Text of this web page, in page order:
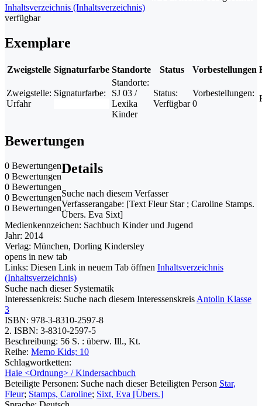
Inhaltsverzeichnis (Inhaltsverzeichnis)
verfügbar
Exemplare
Zweigstelle Signaturfarbe Standorte Status Vorbestellungen
Zweigstelle:
Urfahr
Signaturfarbe:
Standorte:
SJ 03 /
Lexika
Kinder
Status:
Verfügbar
Vorbestellungen:
0
Bewertungen
0 Bewertungen
0 Bewertungen
0 Bewertungen
0 Bewertungen
0 Bewertungen
Details
Suche nach diesem Verfasser
Verfasserangabe: [Text Fleur Star ; Caroline Stamps.
Übers. Eva Sixt]
Medienkennzeichen: Sachbuch Kinder und Jugend
Jahr: 2014
Verlag: München, Dorling Kindersley
opens in new tab
Links: Diesen Link in neuem Tab öffnen Inhaltsverzeichnis
(Inhaltsverzeichnis)
Suche nach dieser Systematik
Interessenkreis: Suche nach diesem Interessenskreis Antolin Klasse
3
ISBN: 978-3-8310-2597-8
2. ISBN: 3-8310-2597-5
Beschreibung: 56 S. : überw. Ill., Kt.
Reihe: Memo Kids; 10
Schlagwortketten:
Haie <Ordnung> / Kindersachbuch
Beteiligte Personen: Suche nach dieser Beteiligten Person Star,
Fleur; Stamps, Caroline; Sixt, Eva [Übers.]